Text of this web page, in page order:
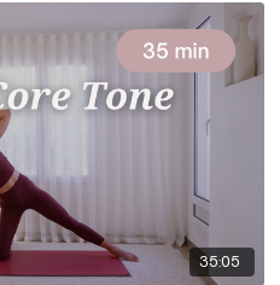
35:05